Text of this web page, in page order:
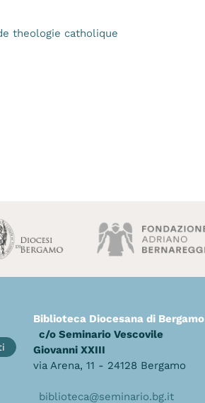
theologie catholique
Biblioteca Diocesana di Bergamo
c/o Seminario Vescovile
Giovanni XXIII
via Arena, 11 - 24128 Bergamo
biblioteca@seminario.bg.it